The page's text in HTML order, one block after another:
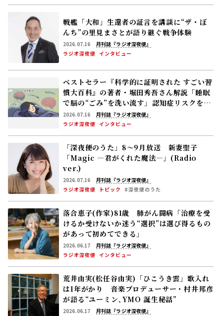
戦艦「大和」生還者の証言を講談に――“ザ・ぼ
んち”の里見まさとが語り継ぐ戦争体験
2026.07.16
月刊誌『ラジオ深夜便』
ラジオ深夜便 インタビュー
ベストセラー『科学的に証明された すごい習
慣大百科』の著者・堀田秀吾さん解説「睡眠
で脳の“ごみ”を洗い流す」――認知症リスクを下
げる休養の新常識
2026.07.16
月刊誌『ラジオ深夜便』
ラジオ深夜便 インタビュー
「深夜便のうた」8～9月放送 新妻聖子
「Magic ―君がくれた魔法―」(Radio
ver.)
2026.07.16
月刊誌『ラジオ深夜便』
ラジオ深夜便
トピック #深夜便のうた
落合恵子(作家)81歳 肺がん闘病「治療を受
けるか受けないか迷う――“選択”は選び得るもの
があって初めてできる」
2026.06.17
月刊誌『ラジオ深夜便』
ラジオ深夜便 インタビュー
荒井由実(松任谷由実)「ひこうき雲」歌入れ
は1年がかり 音楽プロデューサー・村井邦彦
が語る“ユーミン､YMO 誕生秘話”
2026.06.17
月刊誌『ラジオ深夜便』